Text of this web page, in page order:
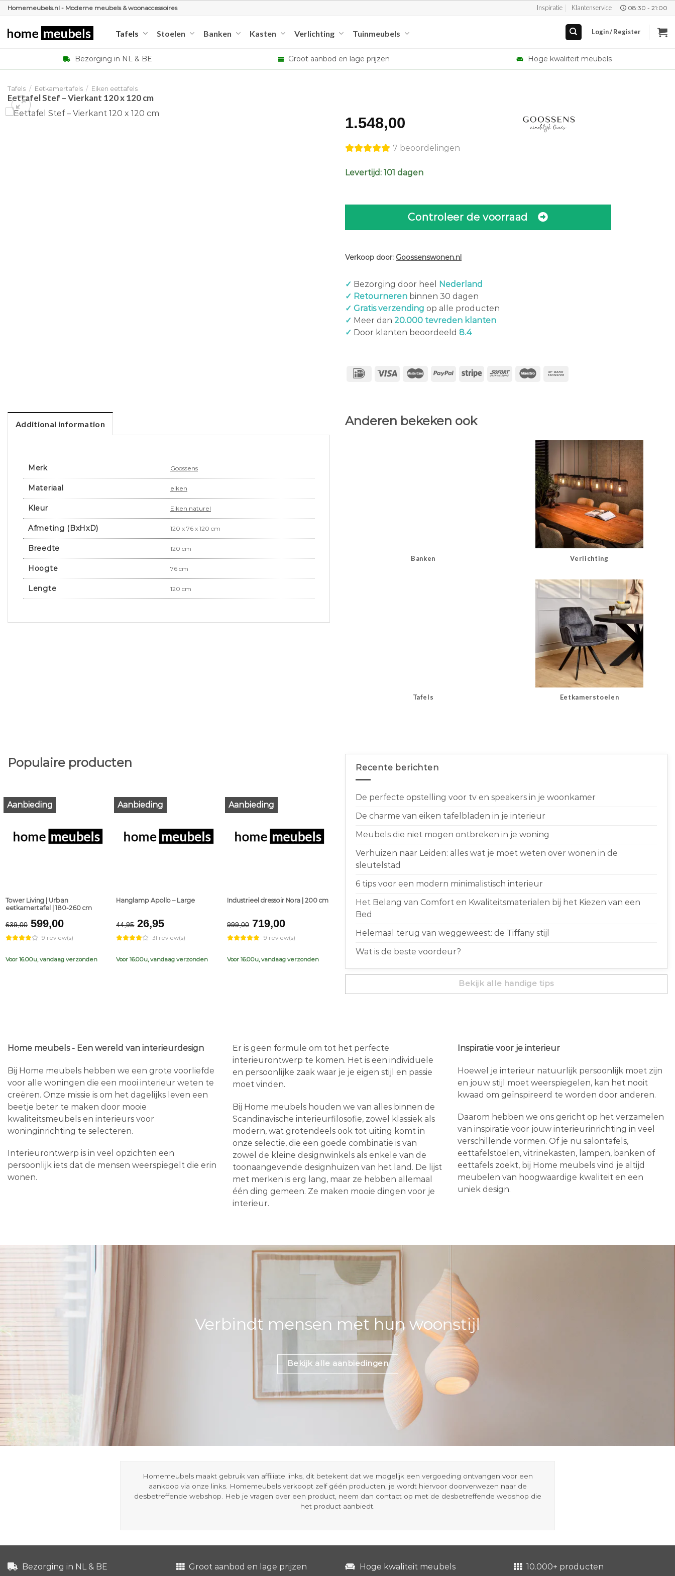
Ga
inhoud
Homemeubels.nl - Moderne meubels & woonaccessoires Inspiratie Klantenservice 08:30 - 21:00
Tafels Stoelen Banken Kasten Verlichting Tuinmeubels Login / Register
Bezorging in NL & BE Groot aanbod en lage prijzen Hoge kwaliteit meubels
Tafels / Eetkamertafels / Eiken eettafels
Eettafel Stef – Vierkant 120 x 120 cm
1.548,00
7 beoordelingen
Levertijd: 101 dagen
Controleer de voorraad
Verkoop door: Goossenswonen.nl
✓ Bezorging door heel
Nederland
✓ Retourneren binnen 30 dagen
✓ Gratis verzending op alle producten
✓ Meer dan 20.000 tevreden klanten
✓ Door klanten beoordeeld 8.4
Additional information
Merk Goossens
Materiaal eiken
Kleur Eiken naturel
Afmeting (BxHxD) 120 x 76 x 120 cm
Breedte 120 cm
Hoogte 76 cm
Lengte 120 cm
Anderen bekeken ook
Banken Verlichting
Tafels Eetkamerstoelen
Populaire producten
Aanbieding
Tower Living | Urban
eetkamertafel | 180-260 cm
639,00 Original
price
was:
€639,00.
599,00Current
price
is:
€599,00.
9 review(s)
Voor 16.00u, vandaag verzonden
Aanbieding
Hanglamp Apollo – Large
44,95 Original
price
was:
€44,95.
26,95Current
price
is:
€26,95.
31 review(s)
Voor 16.00u, vandaag verzonden
Aanbieding
Industrieel dressoir Nora | 200 cm
999,00 Original
price
was:
€999,00.
719,00Current
price
is:
€719,00.
9 review(s)
Voor 16.00u, vandaag verzonden
Recente berichten
De perfecte opstelling voor tv en speakers in je woonkamer
De charme van eiken tafelbladen in je interieur
Meubels die niet mogen ontbreken in je woning
Verhuizen naar Leiden: alles wat je moet weten over wonen in de
sleutelstad
6 tips voor een modern minimalistisch interieur
Het Belang van Comfort en Kwaliteitsmaterialen bij het Kiezen van een
Bed
Helemaal terug van weggeweest: de Tiffany stijl
Wat is de beste voordeur?
Bekijk alle handige tips
Home meubels - Een wereld van interieurdesign
Bij Home meubels hebben we een grote voorliefde
voor alle woningen die een mooi interieur weten te
creëren. Onze missie is om het dagelijks leven een
beetje beter te maken door mooie
kwaliteitsmeubels en interieurs voor
woninginrichting te selecteren.
Interieurontwerp is in veel opzichten een
persoonlijk iets dat de mensen weerspiegelt die erin
wonen.
Er is geen formule om tot het perfecte
interieurontwerp te komen. Het is een individuele
en persoonlijke zaak waar je je eigen stijl en passie
moet vinden.
Bij Home meubels houden we van alles binnen de
Scandinavische interieurfilosofie, zowel klassiek als
modern, wat grotendeels ook tot uiting komt in
onze selectie, die een goede combinatie is van
zowel de kleine designwinkels als enkele van de
toonaangevende designhuizen van het land. De lijst
met merken is erg lang, maar ze hebben allemaal
één ding gemeen. Ze maken mooie dingen voor je
interieur.
Inspiratie voor je interieur
Hoewel je interieur natuurlijk persoonlijk moet zijn
en jouw stijl moet weerspiegelen, kan het nooit
kwaad om geïnspireerd te worden door anderen.
Daarom hebben we ons gericht op het verzamelen
van inspiratie voor jouw interieurinrichting in veel
verschillende vormen. Of je nu salontafels,
eettafelstoelen, vitrinekasten, lampen, banken of
eettafels zoekt, bij Home meubels vind je altijd
meubelen van hoogwaardige kwaliteit en een
uniek design.
Verbindt mensen met hun woonstijl
Bekijk alle aanbiedingen
Homemeubels maakt gebruik van affiliate links, dit betekent dat we mogelijk een vergoeding ontvangen voor een
aankoop via onze links. Homemeubels verkoopt zelf géén producten, je wordt hiervoor doorverwezen naar de
desbetreffende webshop. Heb je vragen over een product, neem dan contact op met de desbetreffende webshop die
het product aanbiedt.
Bezorging in NL & BE Groot aanbod en lage prijzen Hoge kwaliteit meubels 10.000+ producten